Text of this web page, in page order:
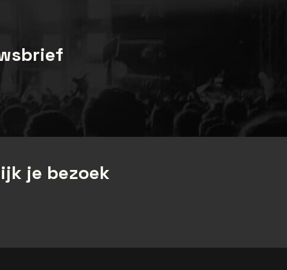
geïnformeerd worden met instructies voor
je bezoek